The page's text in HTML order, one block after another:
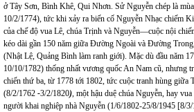
ở Tây Sơn, Bình Khê, Qui Nhơn. Sử Nguyễn chép là
10/2/1774), tức khi xảy ra biến cố Nguyễn Nhạc chiếm
của chế độ vua Lê, chúa Trịnh và Nguyễn—cuộc nội
kéo dài gần 150 năm giữa Đường Ngoài và Đường
(Nhật Lệ, Quảng Bình làm ranh giới). Mặc dù đầu năm
10/10/1782) thống nhất vương quốc An Nam cũ, nhưng
chiến thứ ba, từ 1778 tới 1802, tức cuộc tranh hùng giữa
(8/2/1762 -3/2/1820), một hậu duệ chúa Nguyễn, hay
người khai nghiệp nhà Nguyễn (1/6/1802-25/8/1945 [8/